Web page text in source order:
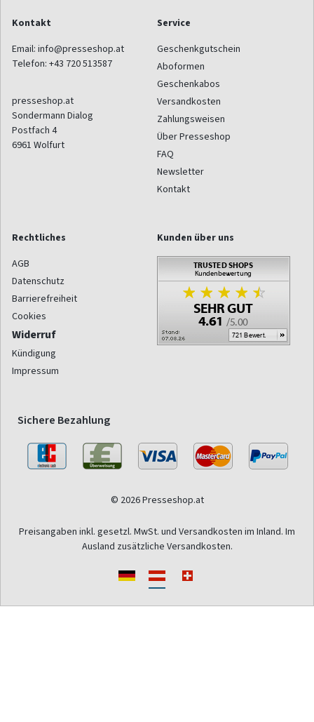
Kontakt
Email: info@presseshop.at
Telefon: +43 720 513587
presseshop.at
Sondermann Dialog
Postfach 4
6961 Wolfurt
Service
Geschenkgutschein
Aboformen
Geschenkabos
Versandkosten
Zahlungsweisen
Über Presseshop
FAQ
Newsletter
Kontakt
Rechtliches
AGB
Datenschutz
Barrierefreiheit
Cookies
Widerruf
Kündigung
Impressum
Kunden über uns
Sichere Bezahlung
© 2026 Presseshop.at
Preisangaben inkl. gesetzl. MwSt. und Versandkosten im Inland. Im
Ausland zusätzliche Versandkosten.